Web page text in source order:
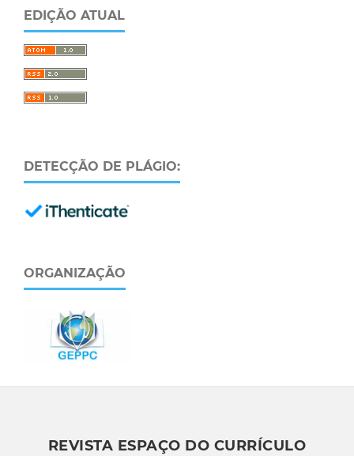
EDIÇÃO ATUAL
DETECÇÃO DE PLÁGIO:
ORGANIZAÇÃO
REVISTA ESPAÇO DO CURRÍCULO